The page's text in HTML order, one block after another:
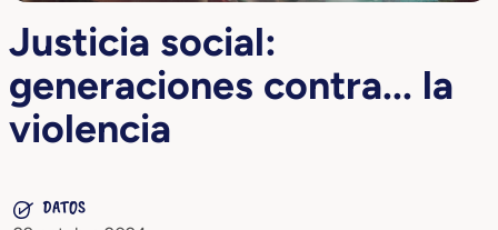
Justicia social:
generaciones contra... la
violencia
DATOS